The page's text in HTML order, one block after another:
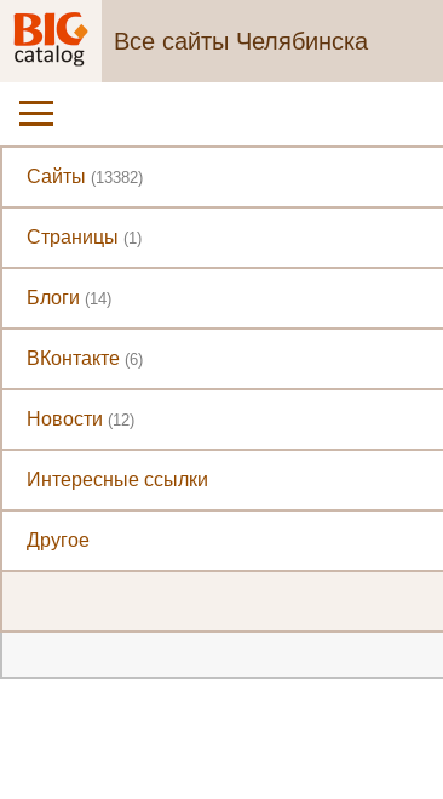
Все сайты Челябинска
Сайты (13382)
Страницы (1)
Блоги (14)
ВКонтакте (6)
Новости (12)
Интересные ссылки
Другое